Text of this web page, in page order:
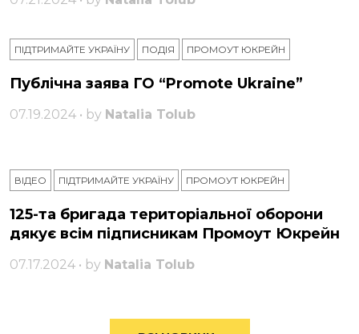
ПІДТРИМАЙТЕ УКРАЇНУ ПОДІЯ ПРОМОУТ ЮКРЕЙН
Публічна заява ГО “Promote Ukraine”
07.19.2024 • by Natalia Tolub
ВІДЕО ПІДТРИМАЙТЕ УКРАЇНУ ПРОМОУТ ЮКРЕЙН
125-та бригада територіальної оборони
дякує всім підписникам Промоут Юкрейн
07.17.2024 • by Natalia Tolub